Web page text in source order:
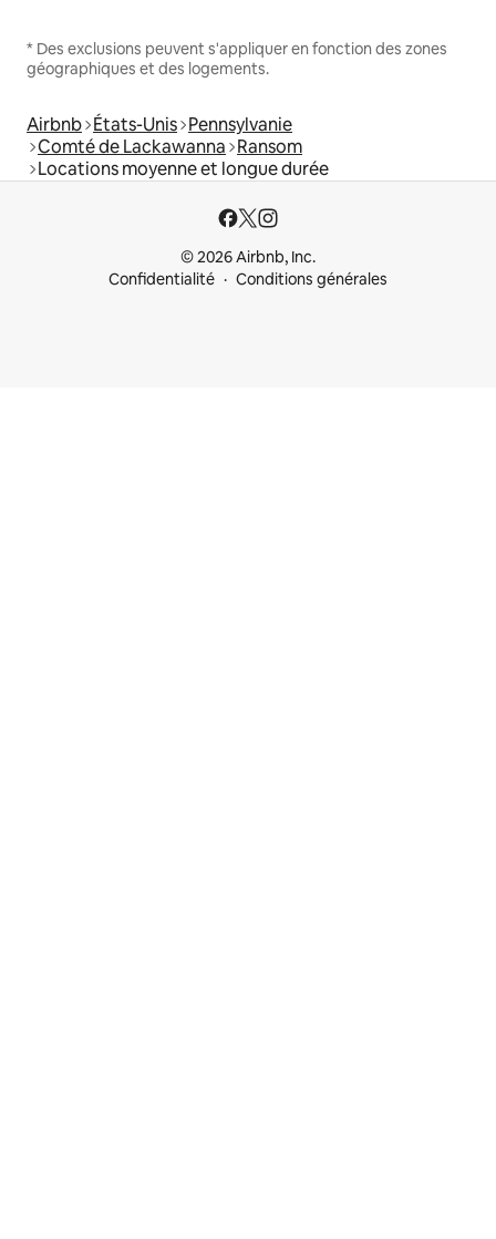
* Des exclusions peuvent s'appliquer en fonction des zones
géographiques et des logements.
Airbnb États-Unis Pennsylvanie
Comté de Lackawanna Ransom
Locations moyenne et longue durée
© 2026 Airbnb, Inc.
Confidentialité
Conditions générales